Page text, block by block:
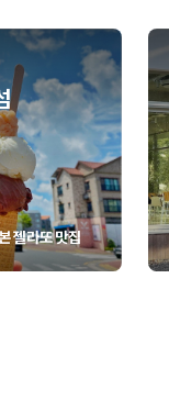
젤라또 맛집